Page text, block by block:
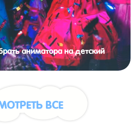
аниматора на детский
ВСЕ